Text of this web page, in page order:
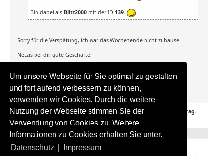
Um unsere Webseite für Sie optimal zu gestalten
und fortlaufend verbessern zu können,
verwenden wir Cookies. Durch die weitere
Nutzung der Webseite stimmen Sie der
Verwendung von Cookies zu. Weitere
Informationen zu Cookies erhalten Sie unter.
Datenschutz
Impressum
Bin dabei als Blitz2000 mit der ID 139.
Sorry für die Verspätung, ich war das Wochenende nicht zuhause.
Netzis bei dir, gute Geschäfte!
Tobias
1 Benutzer dankte umweltpolizeisb für diesen Nützlichen Beitrag.
am 11.05.2020(UTC)